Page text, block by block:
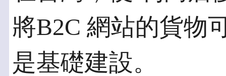
將B2C 網站的貨物
是基礎建設。